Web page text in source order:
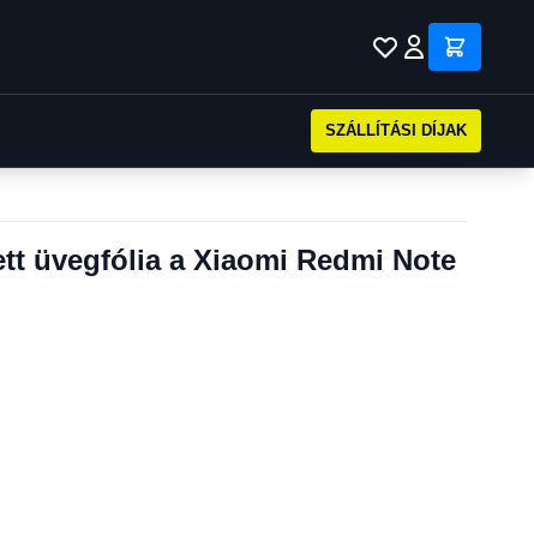
SZÁLLÍTÁSI DÍJAK
üvegfólia a Xiaomi Redmi Note